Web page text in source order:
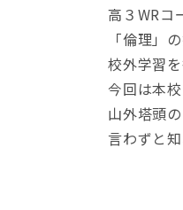
高３WRコ
「倫理」
校外学習を
今回は本
山外塔頭
言わずと